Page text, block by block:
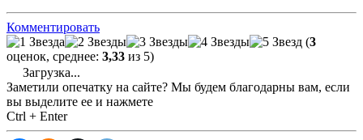
Комментировать
(3
оценок, среднее: 3,33 из 5)
Загрузка...
Заметили опечатку на сайте? Мы будем благодарны вам, если
вы выделите ее и нажмете
Ctrl + Enter